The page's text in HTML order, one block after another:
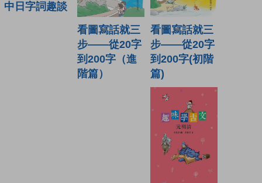
中日字詞趣談
看圖寫話就三
步——從20字
到200字（進
階篇）
看圖寫話就三
步——從20字
到200字(初階
篇)